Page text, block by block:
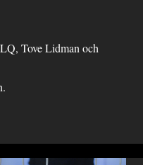
Tove Lidman och